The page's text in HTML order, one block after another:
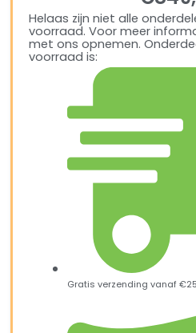
Helaas zijn niet alle
voorraad. Voor meer
met ons opnemen.
voorraad is:
Gratis verzending vanaf